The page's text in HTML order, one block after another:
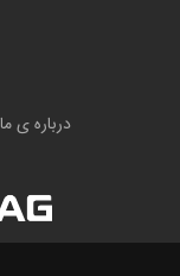
درباره ی ما